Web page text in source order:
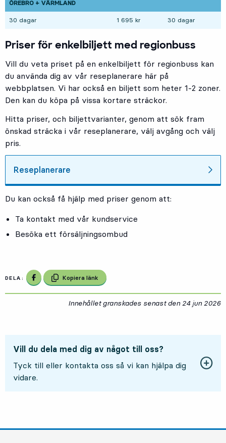
ÖREBRO + VÄRMLAND
30 dagar 1 695 kr 30 dagar
Priser för enkelbiljett med regionbuss
Vill du veta priset på en enkelbiljett för regionbuss kan
du använda dig av vår reseplanerare här på
webbplatsen. Vi har också en biljett som heter 1-2 zoner.
Den kan du köpa på vissa kortare sträckor.
Hitta priser, och biljettvarianter, genom att sök fram
önskad sträcka i vår reseplanerare, välj avgång och välj
pris.
Reseplanerare
Du kan också få hjälp med priser genom att:
Ta kontakt med vår kundservice
Besöka ett försäljningsombud
DELA: Dela på Facebook
Kopiera länk
Innehållet granskades senast den 24 jun 2026
Vill du dela med dig av något till oss?
Tyck till eller kontakta oss så vi kan hjälpa dig
vidare.